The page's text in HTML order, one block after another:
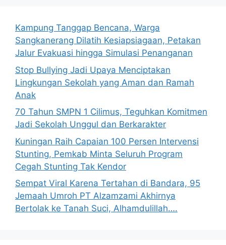
Kampung Tanggap Bencana, Warga
Sangkanerang Dilatih Kesiapsiagaan, Petakan
Jalur Evakuasi hingga Simulasi Penanganan
Stop Bullying Jadi Upaya Menciptakan
Lingkungan Sekolah yang Aman dan Ramah
Anak
70 Tahun SMPN 1 Cilimus, Teguhkan Komitmen
Jadi Sekolah Unggul dan Berkarakter
Kuningan Raih Capaian 100 Persen Intervensi
Stunting, Pemkab Minta Seluruh Program
Cegah Stunting Tak Kendor
Sempat Viral Karena Tertahan di Bandara, 95
Jemaah Umroh PT Alzamzami Akhirnya
Bertolak ke Tanah Suci, Alhamdulillah….